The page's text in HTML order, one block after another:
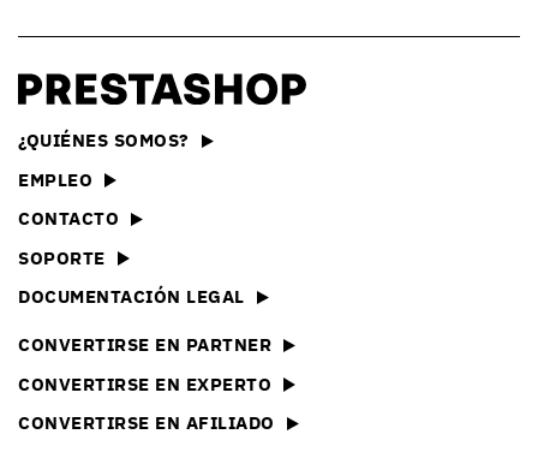
¿QUIÉNES SOMOS?
EMPLEO
CONTACTO
SOPORTE
DOCUMENTACIÓN LEGAL
CONVERTIRSE EN PARTNER
CONVERTIRSE EN EXPERTO
CONVERTIRSE EN AFILIADO